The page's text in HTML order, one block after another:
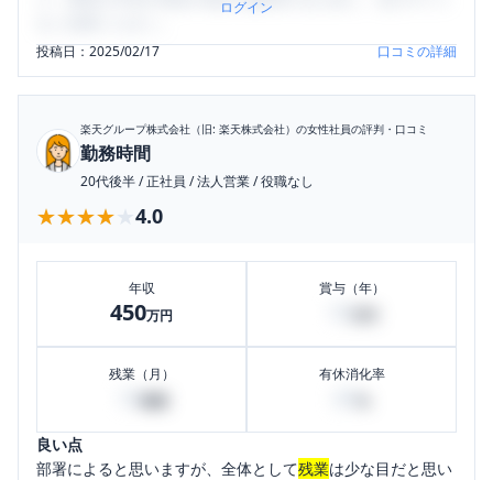
ログイン
投稿日：2025/02/17 口コミの詳細
楽天グループ株式会社（旧: 楽天株式会社） の女性社員の評判・口コミ
勤務時間
20代後半/正社員 /法人営業/役職なし
★★★★★
★★★★★ 4.0
年収
450万円
賞与（年）
残業（月） 有休消化率
良い点
部署によると思いますが、全体として残業は少な目だと思い